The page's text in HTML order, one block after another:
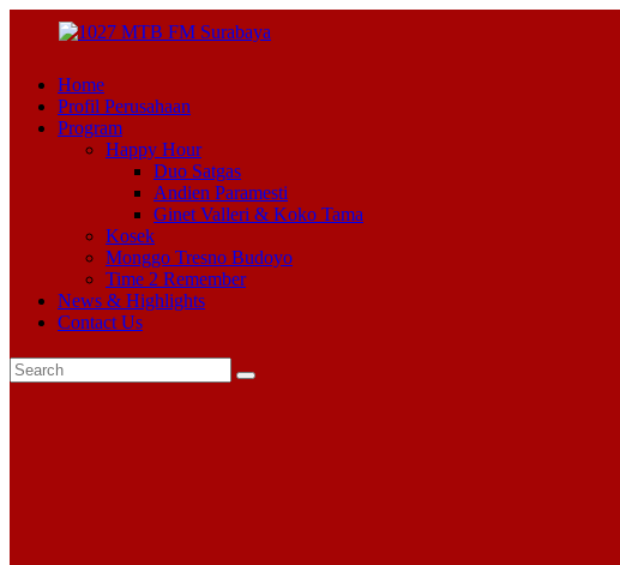
Home
Profil Perusahaan
Program
Happy Hour
Duo Satgas
Andien Paramesti
Ginet Valleri & Koko Tama
Kosek
Monggo Tresno Budoyo
Time 2 Remember
News & Highlights
Contact Us